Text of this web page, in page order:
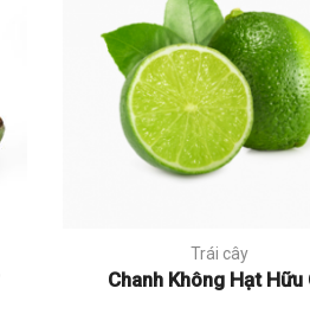
Trái cây
Chanh Không Hạt Hữu